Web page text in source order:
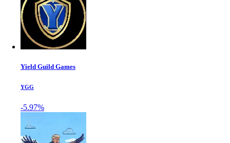
Yield Guild Games
YGG
-5.97%